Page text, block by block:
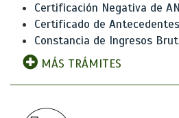
Certificación Negativa de
Certificado de
Constancia de Ingresos
MÁS TRÁMITES